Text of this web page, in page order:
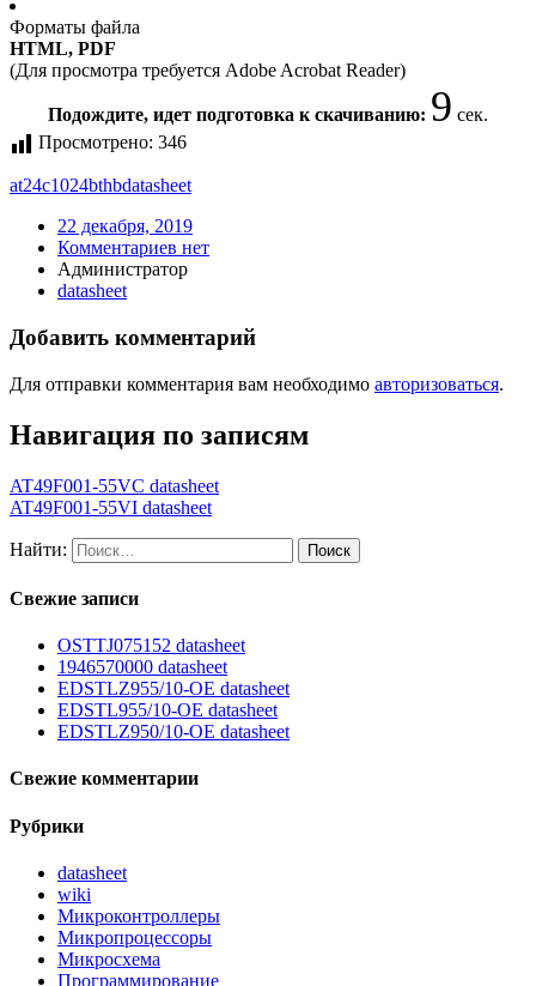
Форматы файла
HTML, PDF
(Для просмотра требуется Adobe Acrobat Reader)
Подождите, идет подготовка к скачиванию: 9 сек.
Просмотрено: 346
at24c1024bthbdatasheet
22 декабря, 2019
Комментариев нет
Администратор
datasheet
Добавить комментарий
Для отправки комментария вам необходимо авторизоваться.
Навигация по записям
AT49F001-55VC datasheet
AT49F001-55VI datasheet
Найти:
Свежие записи
OSTTJ075152 datasheet
1946570000 datasheet
EDSTLZ955/10-OE datasheet
EDSTL955/10-OE datasheet
EDSTLZ950/10-OE datasheet
Свежие комментарии
Рубрики
datasheet
wiki
Микроконтроллеры
Микропроцессоры
Микросхема
Программирование